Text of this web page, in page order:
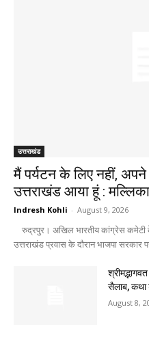
उत्तराखंड
मैं पर्यटन के लिए नहीं,
उत्तराखंड आया हूं :
Indresh Kohli - August 9, 2026
रुद्रपुर। अखिल भारतीय कांग्रेस कमेटी
उत्तराखंड प्रवास के दौरान भाजपा सरकार
सैलाब, कथा
August 8,